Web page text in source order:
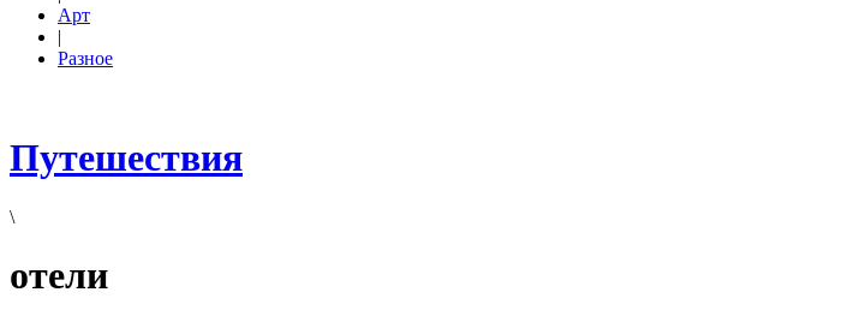
Арт
|
Разное
Путешествия
\
отели